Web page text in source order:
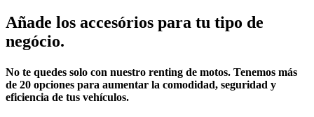
Añade los accesórios para tu tipo de
negócio.
No te quedes solo con nuestro renting de motos. Tenemos más
de 20 opciones para aumentar la comodidad, seguridad y
eficiencia de tus vehículos.